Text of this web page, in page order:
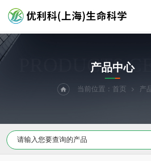
PRODUCTS
产品中心
当前位置： 首页 产